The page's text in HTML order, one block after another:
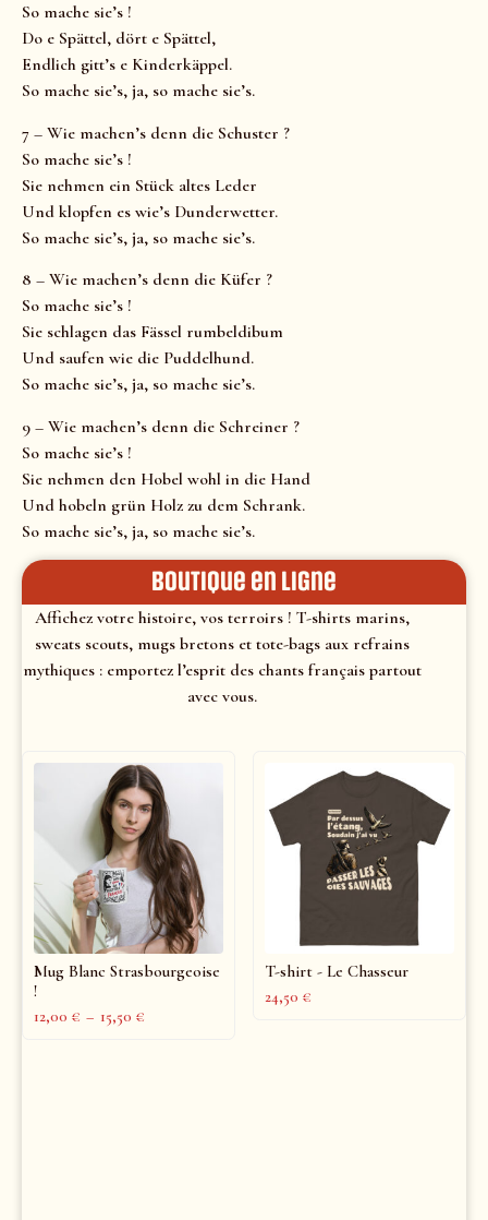
So mache sie’s !
Do e Spättel, dört e Spättel,
Endlich gitt’s e Kinderkäppel.
So mache sie’s, ja, so mache sie’s.
7 – Wie machen’s denn die Schuster ?
So mache sie’s !
Sie nehmen ein Stück altes Leder
Und klopfen es wie’s Dunderwetter.
So mache sie’s, ja, so mache sie’s.
8 – Wie machen’s denn die Küfer ?
So mache sie’s !
Sie schlagen das Fässel rumbeldibum
Und saufen wie die Puddelhund.
So mache sie’s, ja, so mache sie’s.
9 – Wie machen’s denn die Schreiner ?
So mache sie’s !
Sie nehmen den Hobel wohl in die Hand
Und hobeln grün Holz zu dem Schrank.
So mache sie’s, ja, so mache sie’s.
Boutique en ligne
Affichez votre histoire, vos terroirs ! T-shirts marins,
sweats scouts, mugs bretons et tote-bags aux refrains
mythiques : emportez l’esprit des chants français partout
avec vous.
Mug Blanc Strasbourgeoise
!
12,00 € – 15,50 €
T-shirt - Le Chasseur
24,50 €